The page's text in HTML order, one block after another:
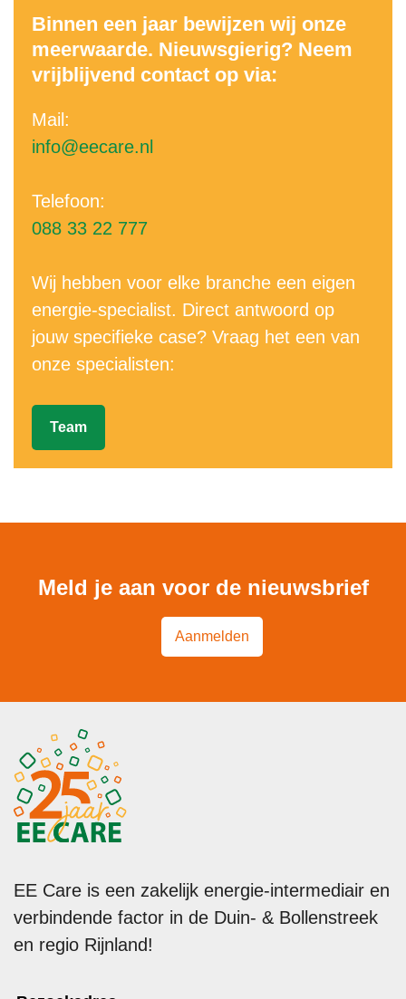
Binnen een jaar bewijzen wij onze
meerwaarde. Nieuwsgierig? Neem
vrijblijvend contact op via:
Mail:
info@eecare.nl
Telefoon:
088 33 22 777
Wij hebben voor elke branche een eigen
energie-specialist. Direct antwoord op
jouw specifieke case? Vraag het een van
onze specialisten:
Team
Meld je aan voor de nieuwsbrief
Aanmelden
EE Care is een zakelijk energie-intermediair en
verbindende factor in de Duin- & Bollenstreek
en regio Rijnland!